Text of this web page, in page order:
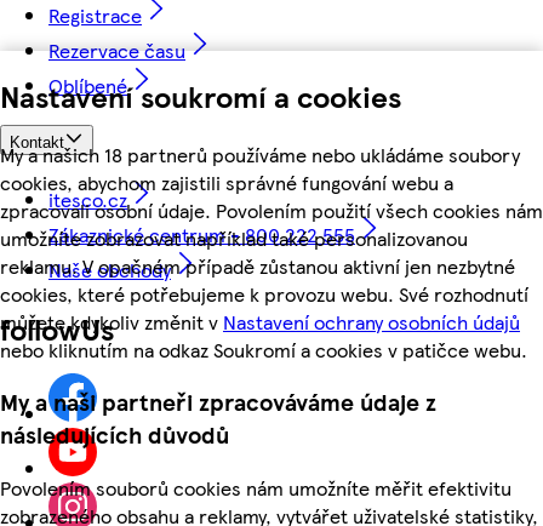
Nastavení soukromí a cookies
My a našich 18 partnerů používáme nebo ukládáme soubory
cookies, abychom zajistili správné fungování webu a
zpracovali osobní údaje. Povolením použití všech cookies nám
umožníte zobrazovat například také personalizovanou
reklamu. V opačném případě zůstanou aktivní jen nezbytné
cookies, které potřebujeme k provozu webu. Své rozhodnutí
můžete kdykoliv změnit v Nastavení ochrany osobních údajů
nebo kliknutím na odkaz Soukromí a cookies v patičce webu.
My a naši partneři zpracováváme údaje z
následujících důvodů
Povolením souborů cookies nám umožníte měřit efektivitu
zobrazeného obsahu a reklamy, vytvářet uživatelské statistiky,
Registrace
Rezervace času
Oblíbené
Kontakt
itesco.cz
Zákaznické centrum - 800 222 555
Naše obchody
followUs